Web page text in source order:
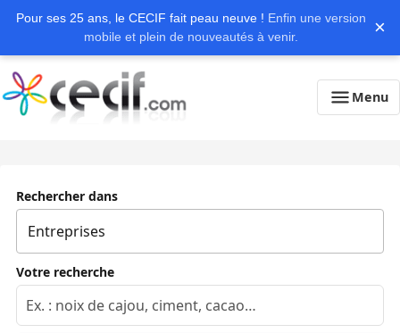
Pour ses 25 ans, le CECIF fait peau neuve ! Enfin une version
mobile et plein de nouveautés à venir.
×
Menu
Rechercher dans
Votre recherche